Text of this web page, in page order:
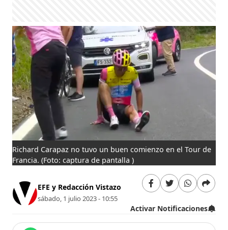
Richard Carapaz no tuvo un buen comienzo en el Tour de
Francia.(Foto: captura de pantalla )
EFE y Redacción Vistazo
sábado, 1 julio 2023 - 10:55
Activar Notificaciones